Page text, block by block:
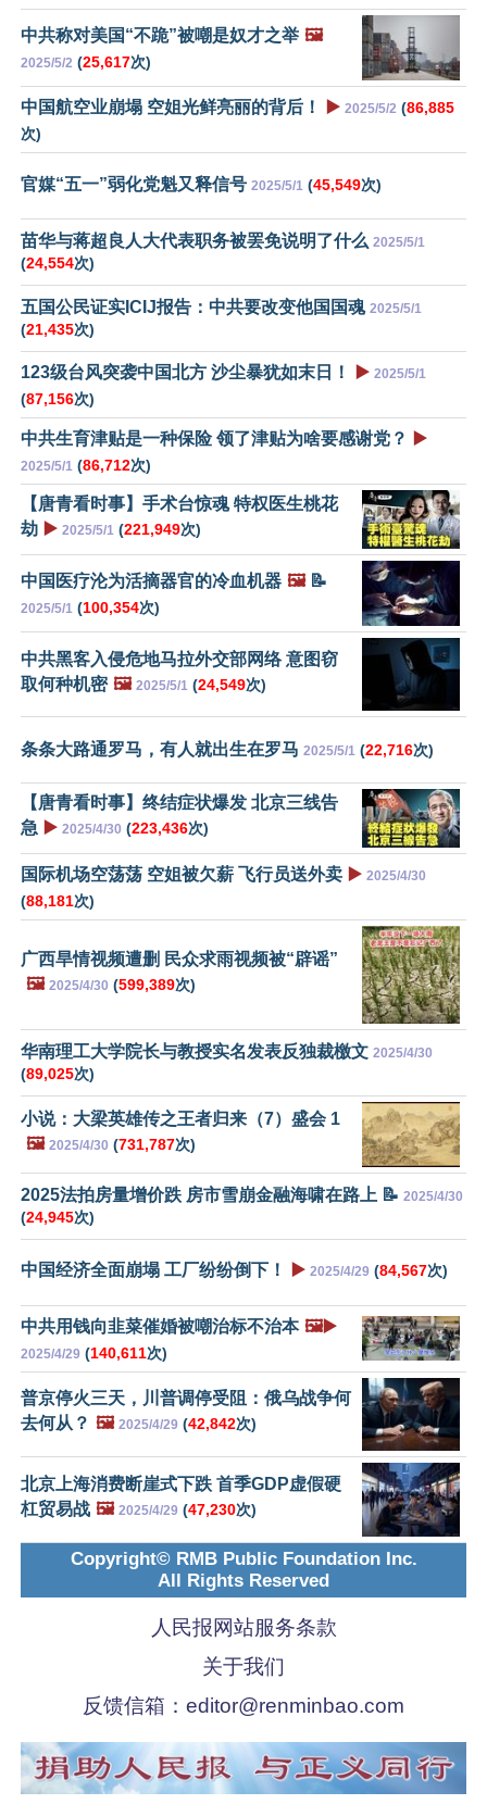
中共称对美国“不跪”被嘲是奴才之举 🖼️
2025/5/2 (25,617次)
中国航空业崩塌 空姐光鲜亮丽的背后！ ▶️ 2025/5/2 (86,885
次)
官媒“五一”弱化党魁又释信号 2025/5/1 (45,549次)
苗华与蒋超良人大代表职务被罢免说明了什么 2025/5/1
(24,554次)
五国公民证实ICIJ报告：中共要改变他国国魂 2025/5/1
(21,435次)
123级台风突袭中国北方 沙尘暴犹如末日！ ▶️ 2025/5/1
(87,156次)
中共生育津贴是一种保险 领了津贴为啥要感谢党？ ▶️
2025/5/1 (86,712次)
【唐青看时事】手术台惊魂 特权医生桃花
劫 ▶️ 2025/5/1 (221,949次)
中国医疗沦为活摘器官的冷血机器 🖼️📝
2025/5/1 (100,354次)
中共黑客入侵危地马拉外交部网络 意图窃
取何种机密 🖼️ 2025/5/1 (24,549次)
条条大路通罗马，有人就出生在罗马 2025/5/1 (22,716次)
【唐青看时事】终结症状爆发 北京三线告
急 ▶️ 2025/4/30 (223,436次)
国际机场空荡荡 空姐被欠薪 飞行员送外卖 ▶️ 2025/4/30
(88,181次)
广西旱情视频遭删 民众求雨视频被“辟谣”
🖼️ 2025/4/30 (599,389次)
华南理工大学院长与教授实名发表反独裁檄文 2025/4/30
(89,025次)
小说：大梁英雄传之王者归来（7）盛会 1
🖼️ 2025/4/30 (731,787次)
2025法拍房量增价跌 房市雪崩金融海啸在路上 📝 2025/4/30
(24,945次)
中国经济全面崩塌 工厂纷纷倒下！ ▶️ 2025/4/29 (84,567次)
中共用钱向韭菜催婚被嘲治标不治本 🖼️▶️
2025/4/29 (140,611次)
普京停火三天，川普调停受阻：俄乌战争何
去何从？ 🖼️ 2025/4/29 (42,842次)
北京上海消费断崖式下跌 首季GDP虚假硬
杠贸易战 🖼️ 2025/4/29 (47,230次)
Copyright© RMB Public Foundation Inc.
All Rights Reserved
人民报网站服务条款
关于我们
反馈信箱： editor@renminbao.com